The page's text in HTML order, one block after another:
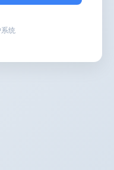
统